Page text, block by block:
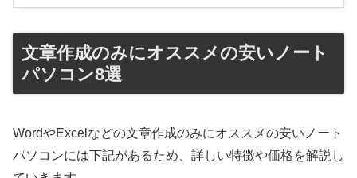
文章作成のみにオススメの安いノート
パソコン8選
WordやExcelなどの文章作成のみにオススメの安いノート
パソコンには下記があるため、詳しい特徴や価格を解説し